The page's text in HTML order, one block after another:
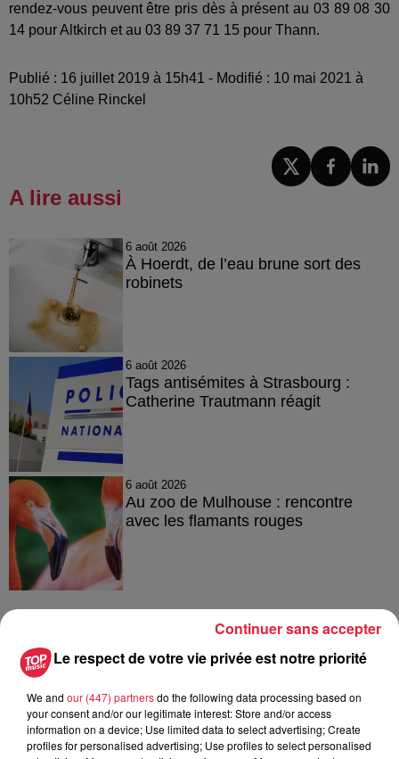
rendez-vous peuvent être pris dès à présent au 03 89 08 30
14 pour Altkirch et au 03 89 37 71 15 pour Thann.
Publié : 16 juillet 2019 à 15h41 - Modifié : 10 mai 2021 à
10h52 Céline Rinckel
A lire aussi
6 août 2026
À Hoerdt, de l’eau brune sort des
robinets
6 août 2026
Tags antisémites à Strasbourg :
Catherine Trautmann réagit
6 août 2026
Au zoo de Mulhouse : rencontre
avec les flamants rouges
À découvrir également
Le respect de votre vie privée est notre priorité
We and our (447) partnersdo the following data processing based on
your consent and/or our legitimate interest: Store and/or access
information on a device; Use limited data to select advertising; Create
profiles for personalised advertising; Use profiles to select personalised
Continuer sans accepter